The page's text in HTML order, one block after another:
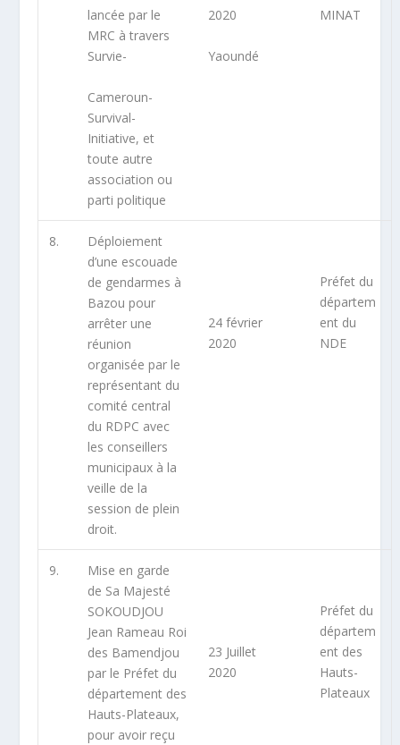
lancée par le
MRC à travers
Survie-
Cameroun-
Survival-
Initiative, et
toute autre
association ou
parti politique
2020
Yaoundé
MINAT
8.
Déploiement
d’une escouade
de gendarmes à
Bazou pour
arrêter une
réunion
organisée par le
représentant du
comité central
du RDPC avec
les conseillers
municipaux à la
veille de la
session de plein
droit.
24 février
2020
Préfet du
départem
ent du
NDE
9.
Mise en garde
de Sa Majesté
SOKOUDJOU
Jean Rameau Roi
des Bamendjou
par le Préfet du
département des
Hauts-Plateaux,
pour avoir reçu
23 Juillet
2020
Préfet du
départem
ent des
Hauts-
Plateaux